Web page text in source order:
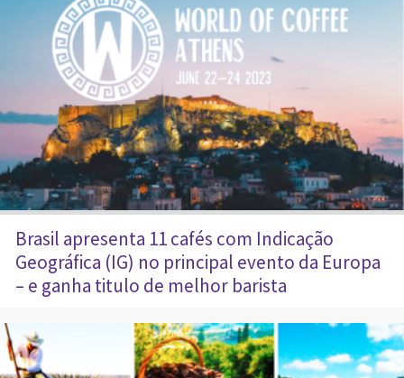
Brasil apresenta 11 cafés com Indicação
Geográfica (IG) no principal evento da Europa
– e ganha titulo de melhor barista